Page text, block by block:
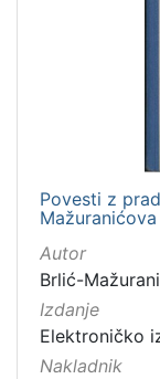
Povesti z
Mažuranićova
Autor
Brlić-
Izdanje
Elektroničko
Nakladnik